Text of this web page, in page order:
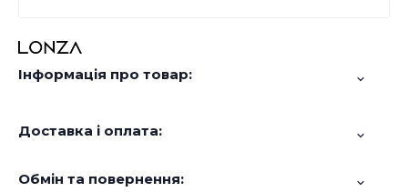
Інформація про товар:
Доставка і оплата:
Обмін та повернення: